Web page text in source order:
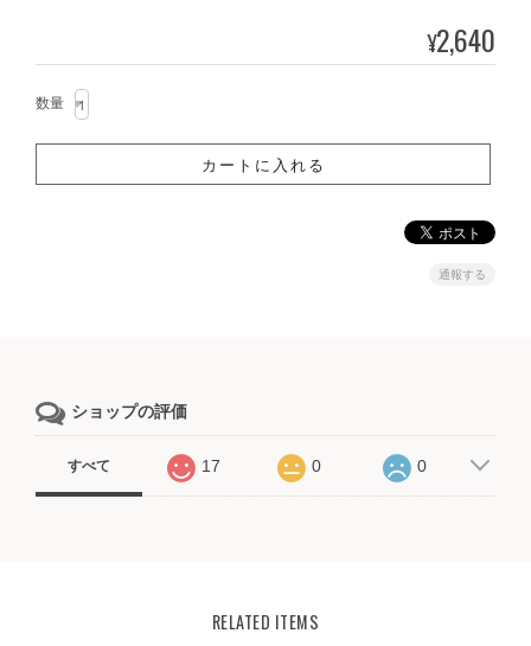
¥2,640
数量
通報する
ショップの評価
すべて 17 0 0
RELATED ITEMS